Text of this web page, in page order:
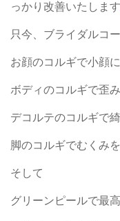
っかり改善いたします
只今、ブライダルコ
お顔のコルギで小顔に
ボディのコルギで歪
デコルテのコルギで
脚のコルギでむくみ
そして
グリーンピールで最